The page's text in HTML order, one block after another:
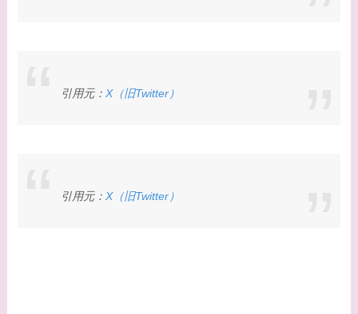
引用元： X（旧Twitter）
引用元： X（旧Twitter）